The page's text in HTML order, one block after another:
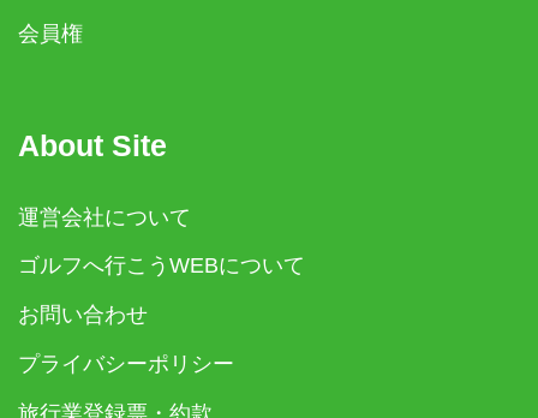
会員権
About Site
運営会社について
ゴルフへ行こうWEBについて
お問い合わせ
プライバシーポリシー
旅行業登録票・約款